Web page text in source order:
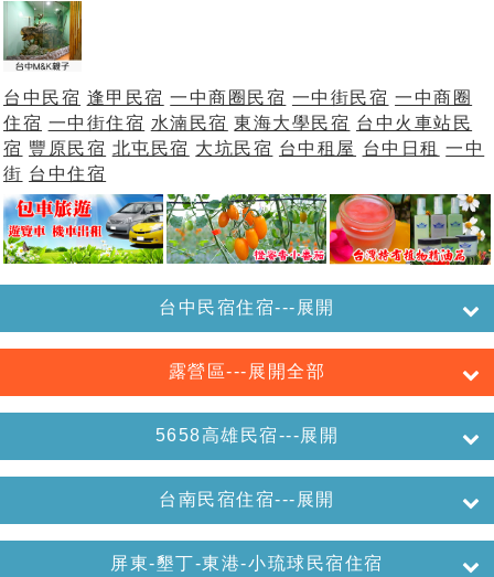
台中民宿 逢甲民宿 一中商圈民宿 一中街民宿 一中商圈
住宿 一中街住宿 水湳民宿 東海大學民宿 台中火車站民
宿 豐原民宿 北屯民宿 大坑民宿 台中租屋 台中日租 一中
街 台中住宿
台中民宿住宿---展開
露營區---展開全部
5658高雄民宿---展開
台南民宿住宿---展開
屏東-墾丁-東港-小琉球民宿住宿